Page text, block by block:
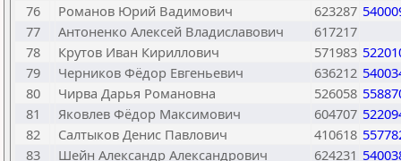
76
Романов Юрий Вадимович 623287
77
Антоненко Алексей Владиславович
617217
78
Крутов Иван Кириллович 571983
79
Черников Фёдор Евгеньевич 636212
80
Чирва Дарья Романовна 526058
81
Яковлев Фёдор Максимович 604707
82
Салтыков Денис Павлович 410618
83
Шейн Александр Александрович 624231